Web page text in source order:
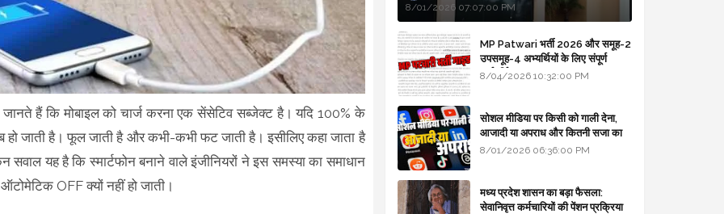
जानते हैं कि मोबाइल को चार्ज करना एक सेंसेटिव सब्जेक्ट है। यदि 100% के
हो जाती है। फूल जाती है और कभी-कभी फट जाती है। इसीलिए कहा जाता है
सवाल यह है कि स्मार्टफोन बनाने वाले इंजीनियरों ने इस समस्या का समाधान
ऑटोमेटिक OFF क्यों नहीं हो जाती।
8/01/2026 07:07:00 PM
MP Patwari भर्ती 2026 और समूह-2
उपसमूह-4 अभ्यर्थियों के लिए संपूर्ण
मार्गदर्शिका
8/04/2026 10:32:00 PM
सोशल मीडिया पर किसी को गाली देना,
आजादी या अपराध और कितनी सजा का
प्रावधान - free legal advice
8/01/2026 06:36:00 PM
मध्य प्रदेश शासन का बड़ा फैसला:
सेवानिवृत्त कर्मचारियों की पेंशन प्रक्रिया